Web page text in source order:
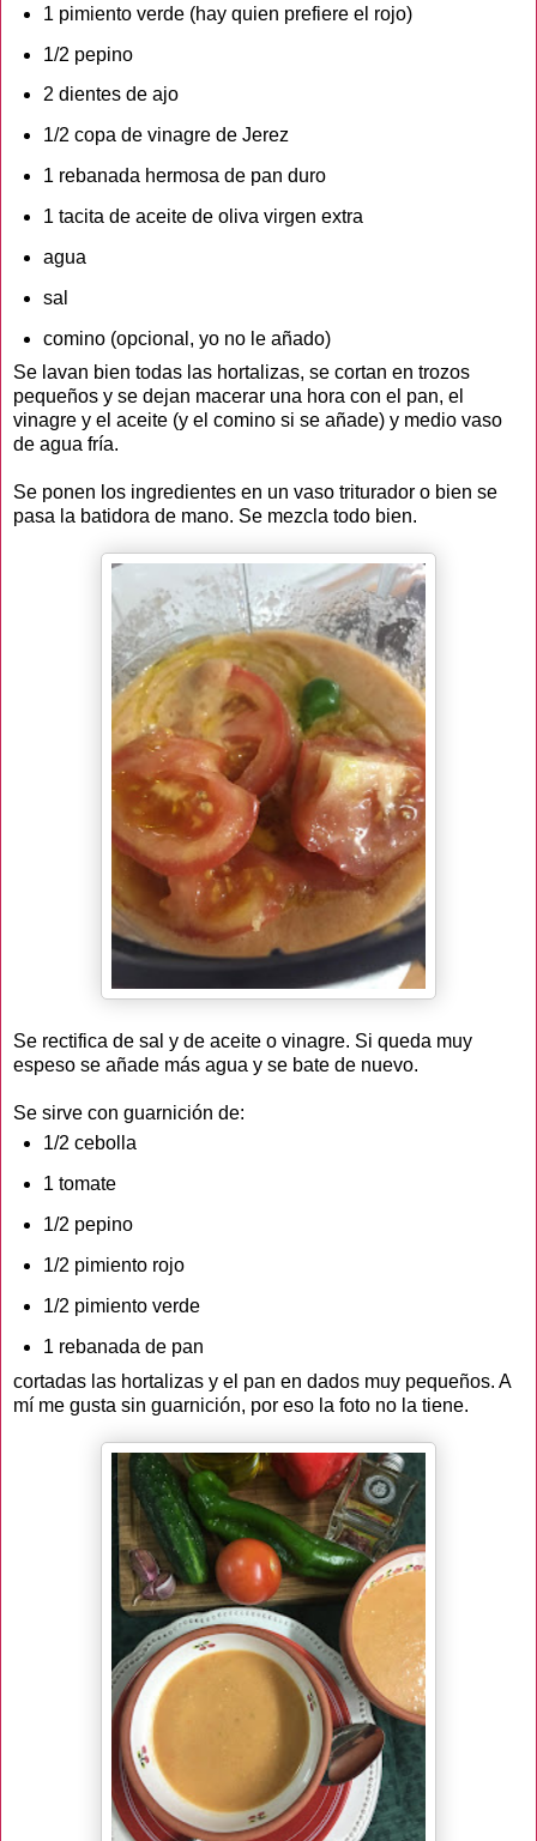
1 pimiento verde (hay quien prefiere el rojo)
1/2 pepino
2 dientes de ajo
1/2 copa de vinagre de Jerez
1 rebanada hermosa de pan duro
1 tacita de aceite de oliva virgen extra
agua
sal
comino (opcional, yo no le añado)
Se lavan bien todas las hortalizas, se cortan en trozos
pequeños y se dejan macerar una hora con el pan, el
vinagre y el aceite (y el comino si se añade) y medio vaso
de agua fría.
Se ponen los ingredientes en un vaso triturador o bien se
pasa la batidora de mano. Se mezcla todo bien.
Se rectifica de sal y de aceite o vinagre. Si queda muy
espeso se añade más agua y se bate de nuevo.
Se sirve con guarnición de:
1/2 cebolla
1 tomate
1/2 pepino
1/2 pimiento rojo
1/2 pimiento verde
1 rebanada de pan
cortadas las hortalizas y el pan en dados muy pequeños. A
mí me gusta sin guarnición, por eso la foto no la tiene.